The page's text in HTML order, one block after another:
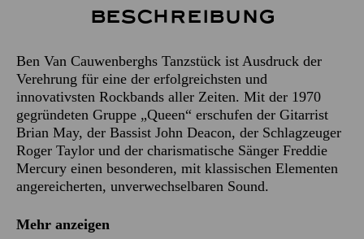
Beschreibung
Ben Van Cauwenberghs Tanzstück ist Ausdruck der
Verehrung für eine der erfolgreichsten und
innovativsten Rockbands aller Zeiten. Mit der 1970
gegründeten Gruppe „Queen“ erschufen der Gitarrist
Brian May, der Bassist John Deacon, der Schlagzeuger
Roger Taylor und der charismatische Sänger Freddie
Mercury einen besonderen, mit klassischen Elementen
angereicherten, unverwechselbaren Sound.
Mehr anzeigen